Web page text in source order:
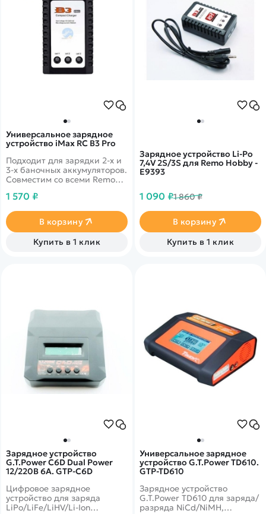
Универсальное зарядное
устройство iMax RC B3 Pro
Подходит для зарядки 2-х и
3-х баночных аккумуляторов.
Совместим со всеми Remo
1 570 ₽
В корзину
Купить в 1 клик
Зарядное устройство Li-Po
7,4V 2S/3S для Remo Hobby -
E9393
1 090 ₽1 860 ₽
В корзину
Купить в 1 клик
Зарядное устройство
G.T.Power C6D Dual Power
12/220В 6A. GTP-C6D
Цифровое зарядное
устройство для заряда
LiPo/LiFe/LiHV/Li-Ion
Универсальное зарядное
устройство G.T.Power TD610.
GTP-TD610
Зарядное устройство
G.T.Power TD610 для заряда/
разряда NiCd/NiMH,